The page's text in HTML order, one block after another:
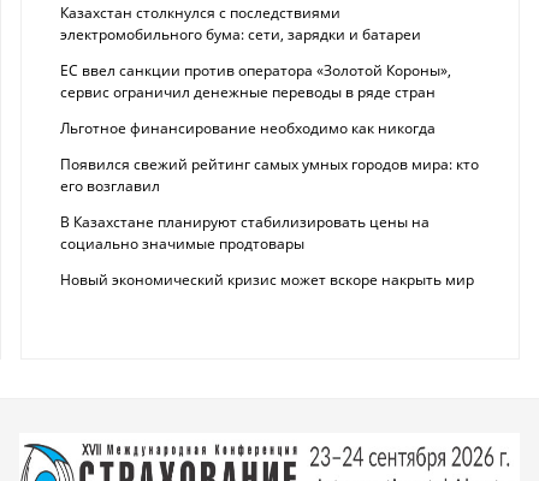
Казахстан столкнулся с последствиями
электромобильного бума: сети, зарядки и батареи
ЕС ввел санкции против оператора «Золотой Короны»,
сервис ограничил денежные переводы в ряде стран
Льготное финансирование необходимо как никогда
Появился свежий рейтинг самых умных городов мира: кто
его возглавил
В Казахстане планируют стабилизировать цены на
социально значимые продтовары
Новый экономический кризис может вскоре накрыть мир